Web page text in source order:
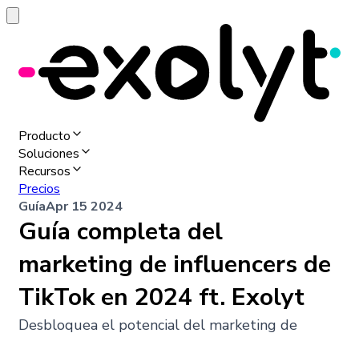
Producto
Soluciones
Recursos
Precios
GuíaApr 15 2024
Guía completa del
marketing de influencers de
TikTok en 2024 ft. Exolyt
Desbloquea el potencial del marketing de